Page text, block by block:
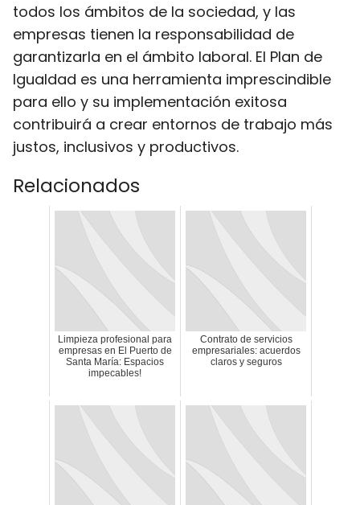
todos los ámbitos de la sociedad, y las
empresas tienen la responsabilidad de
garantizarla en el ámbito laboral. El Plan de
Igualdad es una herramienta imprescindible
para ello y su implementación exitosa
contribuirá a crear entornos de trabajo más
justos, inclusivos y productivos.
Relacionados
Limpieza profesional para
empresas en El Puerto de
Santa María: Espacios
impecables!
Contrato de servicios
empresariales: acuerdos
claros y seguros